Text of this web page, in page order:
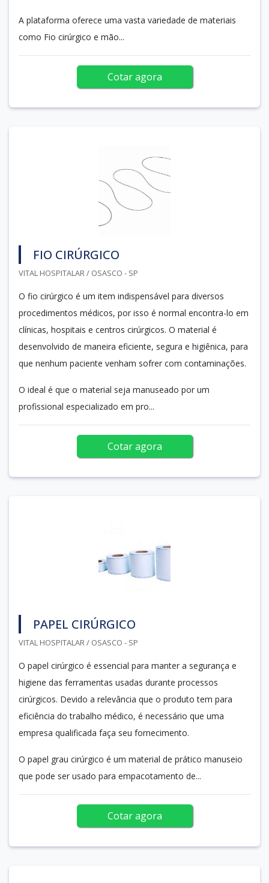
A plataforma oferece uma vasta variedade de materiais
como Fio cirúrgico e mão...
Cotar agora
FIO CIRÚRGICO
VITAL HOSPITALAR / OSASCO - SP
O fio cirúrgico é um item indispensável para diversos
procedimentos médicos, por isso é normal encontra-lo em
clínicas, hospitais e centros cirúrgicos. O material é
desenvolvido de maneira eficiente, segura e higiênica, para
que nenhum paciente venham sofrer com contaminações.
O ideal é que o material seja manuseado por um
profissional especializado em pro...
Cotar agora
PAPEL CIRÚRGICO
VITAL HOSPITALAR / OSASCO - SP
O papel cirúrgico é essencial para manter a segurança e
higiene das ferramentas usadas durante processos
cirúrgicos. Devido a relevância que o produto tem para
eficiência do trabalho médico, é necessário que uma
empresa qualificada faça seu fornecimento.
O papel grau cirúrgico é um material de prático manuseio
que pode ser usado para empacotamento de...
Cotar agora